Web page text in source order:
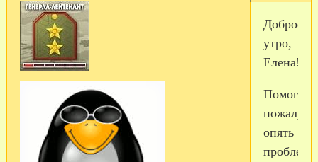
Доброе
утро,
Елена!
Помоги
опять
проблема.